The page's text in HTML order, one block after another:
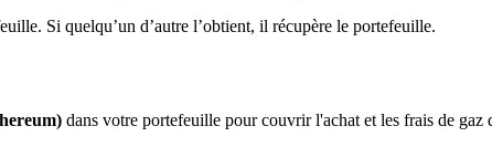
Si quelqu’un d’autre l’obtient, il récupère le portefeuille.
dans votre portefeuille pour couvrir l'achat et les frais de gaz